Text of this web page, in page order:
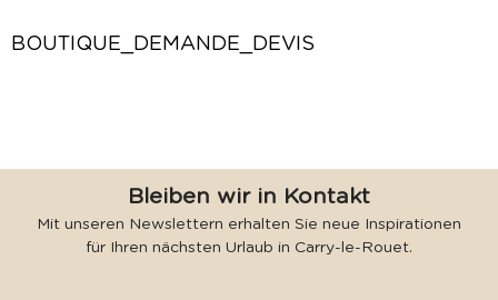
BOUTIQUE_DEMANDE_DEVIS
Bleiben wir in Kontakt
Mit unseren Newslettern erhalten Sie neue Inspirationen
für Ihren nächsten Urlaub in Carry-le-Rouet.